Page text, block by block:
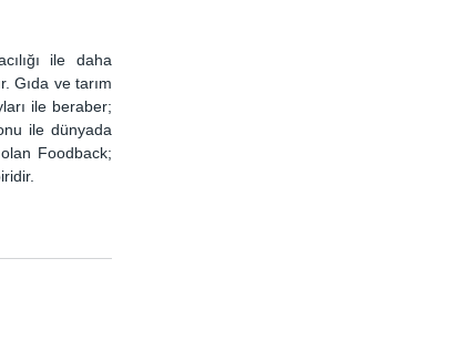
ile daha
Gıda ve tarım
ile beraber;
ile dünyada
Foodback;